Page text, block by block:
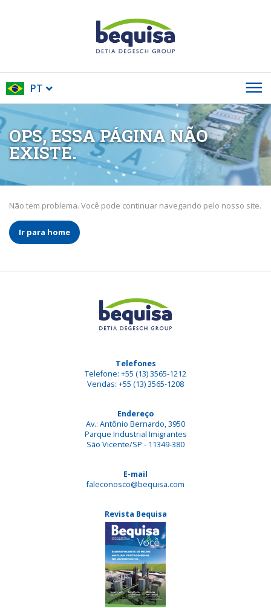
PT
OPS, ESSA PÁGINA NÃO
EXISTE.
Não tem problema. Você pode continuar navegando pelo nosso site.
Ir para home
Telefones
Telefone: +55 (13) 3565-1212
Vendas: +55 (13) 3565-1208
Endereço
Av.: Antônio Bernardo, 3950
Parque Industrial Imigrantes
São Vicente/SP - 11349-380
E-mail
faleconosco@bequisa.com
Revista Bequisa